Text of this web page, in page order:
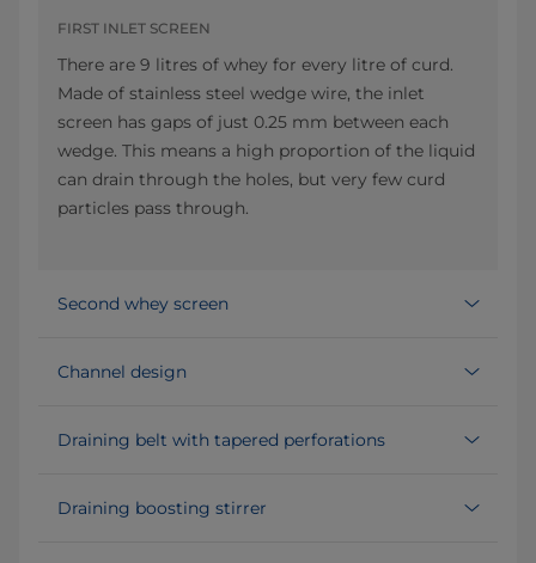
FIRST INLET SCREEN
There are 9 litres of whey for every litre of curd.
Made of stainless steel wedge wire, the inlet
screen has gaps of just 0.25 mm between each
wedge. This means a high proportion of the liquid
can drain through the holes, but very few curd
particles pass through.
Second whey screen
Channel design
Draining belt with tapered perforations
Draining boosting stirrer